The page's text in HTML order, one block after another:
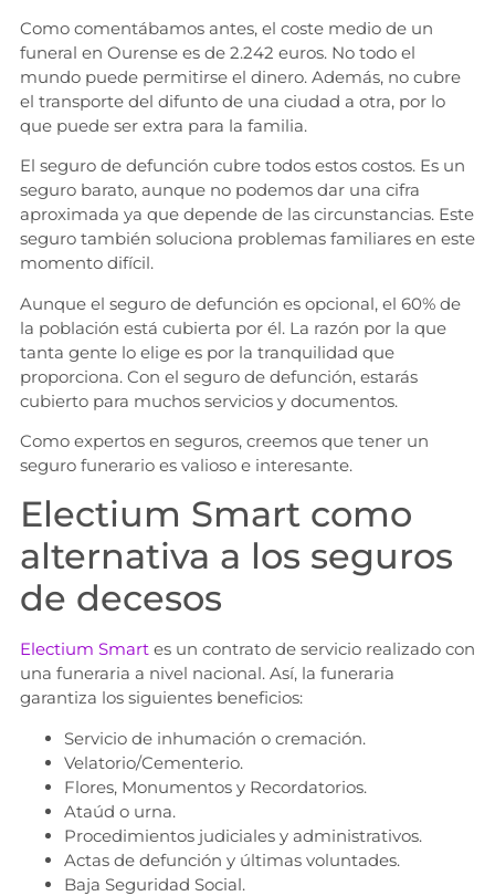
Como comentábamos antes, el coste medio de un
funeral en Ourense es de 2.242 euros. No todo el
mundo puede permitirse el dinero. Además, no cubre
el transporte del difunto de una ciudad a otra, por lo
que puede ser extra para la familia.
El seguro de defunción cubre todos estos costos. Es un
seguro barato, aunque no podemos dar una cifra
aproximada ya que depende de las circunstancias. Este
seguro también soluciona problemas familiares en este
momento difícil.
Aunque el seguro de defunción es opcional, el 60% de
la población está cubierta por él. La razón por la que
tanta gente lo elige es por la tranquilidad que
proporciona. Con el seguro de defunción, estarás
cubierto para muchos servicios y documentos.
Como expertos en seguros, creemos que tener un
seguro funerario es valioso e interesante.
Electium Smart como
alternativa a los seguros
de decesos
Electium Smartes un contrato de servicio realizado con
una funeraria a nivel nacional. Así, la funeraria
garantiza los siguientes beneficios:
Servicio de inhumación o cremación.
Velatorio/Cementerio.
Flores, Monumentos y Recordatorios.
Ataúd o urna.
Procedimientos judiciales y administrativos.
Actas de defunción y últimas voluntades.
Baja Seguridad Social.